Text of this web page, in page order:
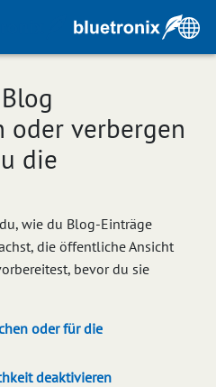
verbergen
die
wie du Blog-Einträge
die öffentliche Ansicht
bevor du sie
oder für die
deaktivieren